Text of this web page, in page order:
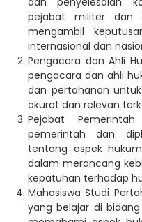
pejabat militer dan
mengambil
internasional dan
Pengacara dan Ahli
pengacara dan ahli
dan pertahanan
akurat dan relevan
Pejabat
pemerintah dan
tentang aspek
dalam merancang
kepatuhan terhadap
Mahasiswa Studi
yang belajar di